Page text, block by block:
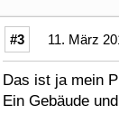
#3 11. März
Das ist ja mein
Ein Gebäude